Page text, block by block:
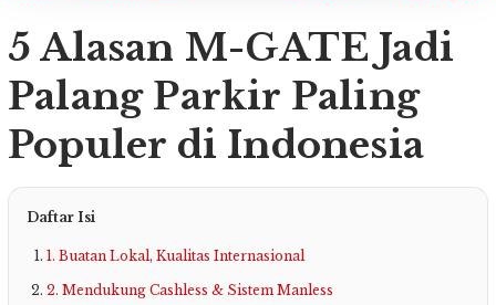
5 Alasan M-GATE Jadi
Palang Parkir Paling
Populer di Indonesia
Daftar Isi
1. Buatan Lokal, Kualitas Internasional
2. Mendukung Cashless & Sistem Manless